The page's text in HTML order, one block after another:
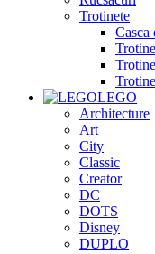
Trotinete
Casca
LEGO
Architecture
Art
City
Classic
Creator
DC
DOTS
Disney
DUPLO